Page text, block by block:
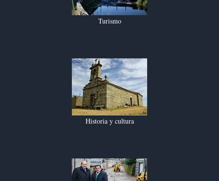
Turismo
Historia y cultura